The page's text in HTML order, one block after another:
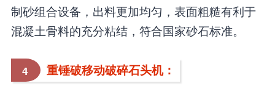
制砂组合设备，出料更加均匀，表面粗糙有利于
混凝土骨料的充分粘结，符合国家砂石标准。
4 重锤破移动破碎石头机：